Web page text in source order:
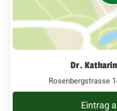
Dr.
Rosenbergstrasse
Eintrag